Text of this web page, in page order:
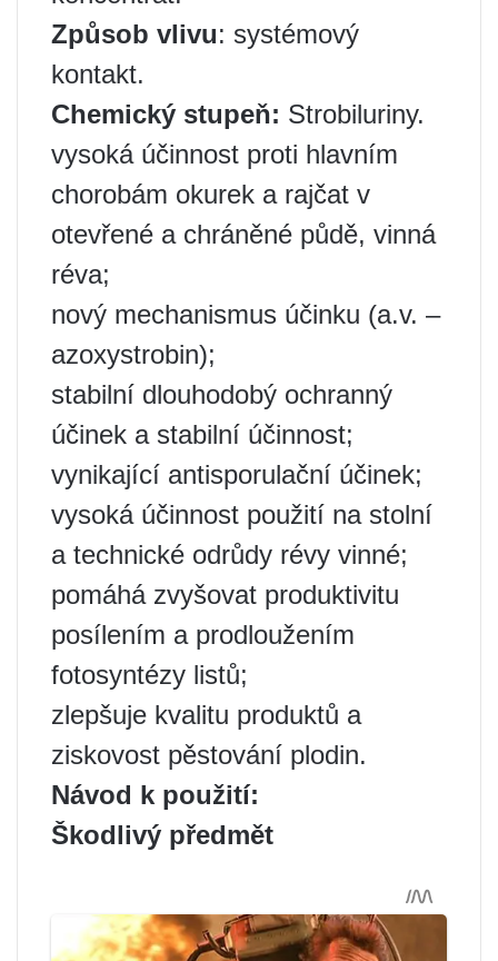
Způsob vlivu: systémový
kontakt.
Chemický stupeň: Strobiluriny.
vysoká účinnost proti hlavním
chorobám okurek a rajčat v
otevřené a chráněné půdě, vinná
réva;
nový mechanismus účinku (a.v. –
azoxystrobin);
stabilní dlouhodobý ochranný
účinek a stabilní účinnost;
vynikající antisporulační účinek;
vysoká účinnost použití na stolní
a technické odrůdy révy vinné;
pomáhá zvyšovat produktivitu
posílením a prodloužením
fotosyntézy listů;
zlepšuje kvalitu produktů a
ziskovost pěstování plodin.
Návod k použití:
Škodlivý předmět